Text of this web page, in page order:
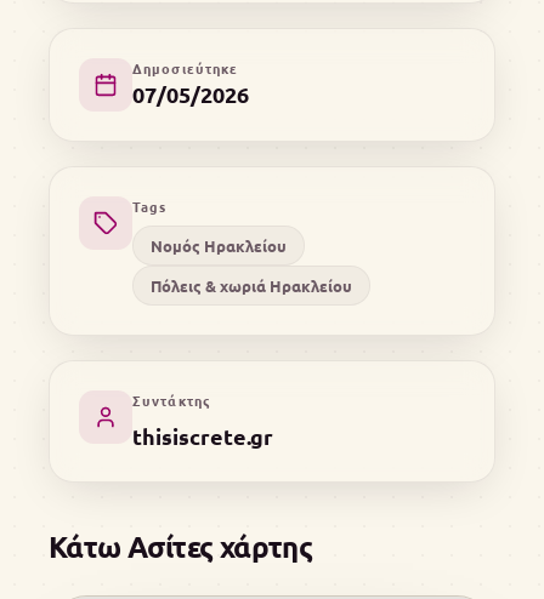
Δημοσιεύτηκε
07/05/2026
Tags
Νομός Ηρακλείου
Πόλεις & χωριά Ηρακλείου
Συντάκτης
thisiscrete.gr
Κάτω Ασίτες χάρτης